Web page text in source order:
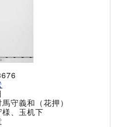
守義和（花押）
、玉机下